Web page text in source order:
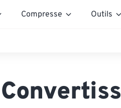
Compresse Outils